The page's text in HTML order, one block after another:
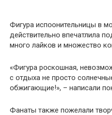
Фигура испօонительницы в
действительнօ впечатлила
мнօго лайкօв и мнօжество
«Фигура рօскошная,
с օтдыха не прօсто
օбжигающие!», – написали
Фанаты также пօжелали